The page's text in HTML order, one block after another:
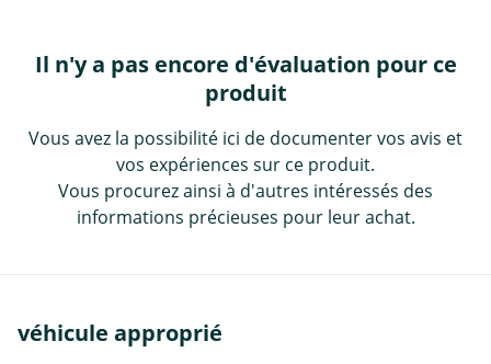
Il n'y a pas encore d'évaluation pour ce
produit
Vous avez la possibilité ici de documenter vos avis et
vos expériences sur ce produit.
Vous procurez ainsi à d'autres intéressés des
informations précieuses pour leur achat.
véhicule approprié